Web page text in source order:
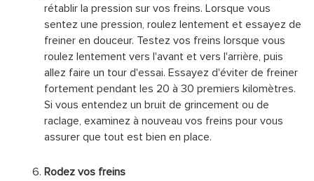
rétablir la pression sur vos freins. Lorsque vous
sentez une pression, roulez lentement et essayez de
freiner en douceur. Testez vos freins lorsque vous
roulez lentement vers l'avant et vers l'arrière, puis
allez faire un tour d'essai. Essayez d'éviter de freiner
fortement pendant les 20 à 30 premiers kilomètres.
Si vous entendez un bruit de grincement ou de
raclage, examinez à nouveau vos freins pour vous
assurer que tout est bien en place.
Rodez vos freins